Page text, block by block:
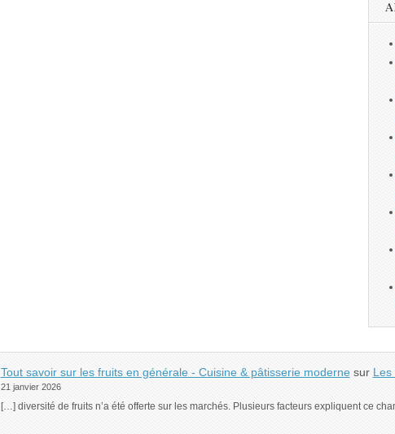
Tout savoir sur les fruits en générale - Cuisine & pâtisserie modernesur Les
21 janvier 2026
[…] diversité de fruits n’a été offerte sur les marchés. Plusieurs facteurs expliquent ce